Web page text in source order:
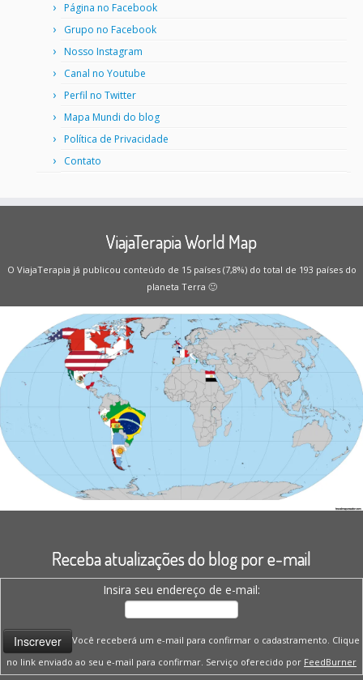
Página no Facebook
Grupo no Facebook
Nosso Instagram
Canal no Youtube
Perfil no Twitter
Mapa Mundi do blog
Política de Privacidade
Contato
ViajaTerapia World Map
O ViajaTerapia já publicou conteúdo de 15 países (7,8%) do total de 193 países do
planeta Terra 🙂
Receba atualizações do blog por e-mail
Insira seu endereço de e-mail:
Você receberá um e-mail para confirmar o cadastramento. Clique
no link enviado ao seu e-mail para confirmar. Serviço oferecido por FeedBurner